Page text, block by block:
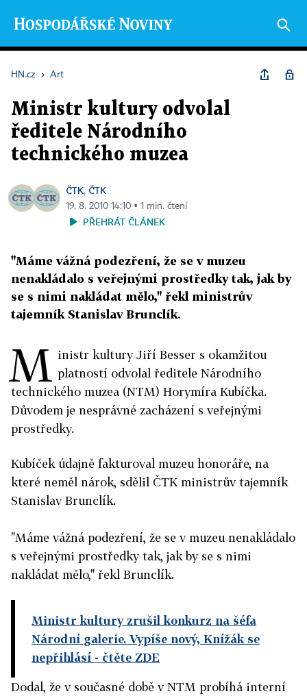
HN.cz › Art
Ministr kultury odvolal
ředitele Národního
technického muzea
ČTK, ČTK
19. 8. 2010 14:10 ▪ 1 min. čtení
PŘEHRÁT ČLÁNEK
"Máme vážná podezření, že se v muzeu
nenakládalo s veřejnými prostředky tak, jak by
se s nimi nakládat mělo," řekl ministrův
tajemník Stanislav Brunclík.
M inistr kultury Jiří Besser s okamžitou
platností odvolal ředitele Národního
technického muzea (NTM) Horymíra Kubíčka.
Důvodem je nesprávné zacházení s veřejnými
prostředky.
Kubíček údajně fakturoval muzeu honoráře, na
které neměl nárok, sdělil ČTK ministrův tajemník
Stanislav Brunclík.
"Máme vážná podezření, že se v muzeu nenakládalo
s veřejnými prostředky tak, jak by se s nimi
nakládat mělo," řekl Brunclík.
Ministr kultury zrušil konkurz na šéfa
Národní galerie. Vypíše nový, Knížák se
nepřihlásí - čtěte ZDE
Dodal, že v současné době v NTM probíhá interní